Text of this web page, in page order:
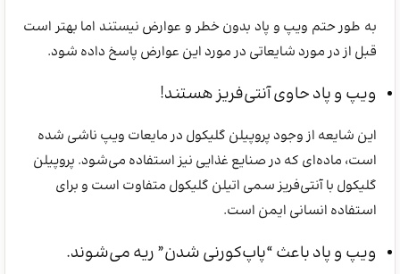
به طور حتم ویپ و پاد بدون خطر و عوارض نیستند اما بهتر است
قبل از در مورد شایعاتی در مورد این عوارض پاسخ داده شود.
ویپ و پاد حاوی آنتی‌فریز هستند!
این شایعه از وجود پروپیلن گلیکول در مایعات ویپ ناشی شده
است، ماده‌ای که در صنایع غذایی نیز استفاده می‌شود. پروپیلن
گلیکول با آنتی‌فریز سمی اتیلن گلیکول متفاوت است و برای
استفاده انسانی ایمن است.
ویپ و پاد باعث “پاپ‌کورنی شدن” ریه می‌شوند.